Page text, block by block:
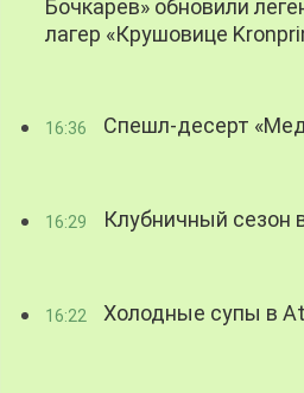
Бочкарев» обновили
лагер «Крушовице
16:36 Спешл-десерт
16:29 Клубничный сезон
16:22 Холодные супы в